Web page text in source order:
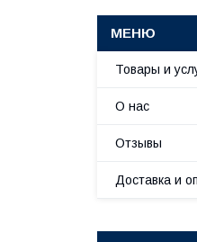
Товары и
О нас
Отзывы
Доставка и